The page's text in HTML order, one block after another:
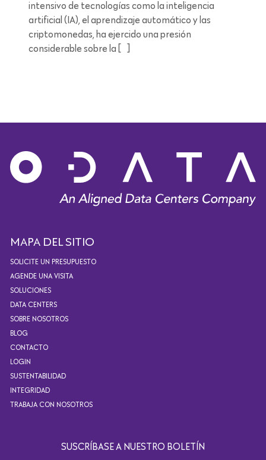
intensivo de tecnologías como la inteligencia
artificial (IA), el aprendizaje automático y las
criptomonedas, ha ejercido una presión
considerable sobre la […]
MAPA DEL SITIO
SOLICITE UN PRESUPUESTO
AGENDE UNA VISITA
SOLUCIONES
DATA CENTERS
SOBRE NOSOTROS
BLOG
CONTACTO
LOGIN
SUSTENTABILIDAD
INTEGRIDAD
TRABAJA CON NOSOTROS
SUSCRÍBASE A NUESTRO BOLETÍN